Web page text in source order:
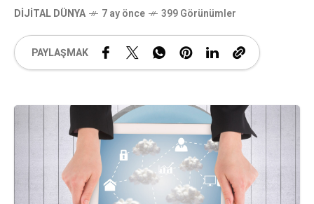
DIJITAL DÜNYA 7 ay önce 399 Görünümler
PAYLAŞMAK